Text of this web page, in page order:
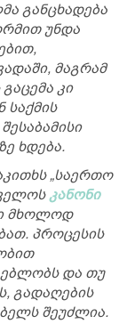
განცხადება
უნდა
მაგრამ
კი
საქმის
ხდება.
„საერთო
კანონი
მხოლოდ
პროცესის
და თუ
გადაღების
შეუძლია.